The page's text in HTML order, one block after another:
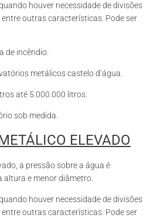
houver necessidade de divisões
outras características. Pode ser
de incêndio.
metálicos castelo d’água.
até 5.000.000 litros.
sob medida.
ELEVADO
a pressão sobre a água é
altura e menor diâmetro.
houver necessidade de divisões
outras características. Pode ser